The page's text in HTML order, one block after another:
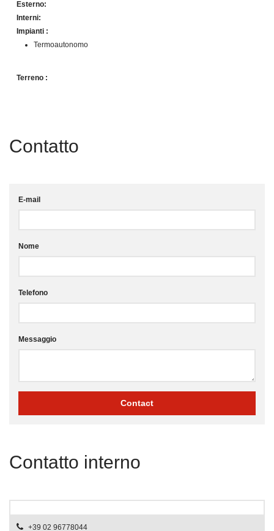
Esterno:
Interni:
Impianti :
Termoautonomo
Terreno :
Contatto
E-mail
Nome
Telefono
Messaggio
Contatto interno
+39 02 96778044